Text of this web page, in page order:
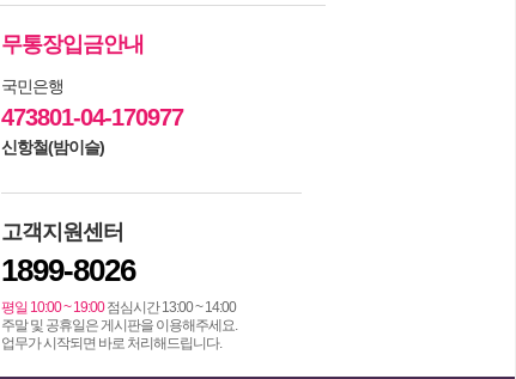
무통장입금안내
국민은행
473801-04-170977
신항철(밤이슬)
고객지원센터
1899-8026
평일 10:00 ~ 19:00점심시간 13:00 ~ 14:00
주말 및 공휴일은 게시판을 이용해주세요.
업무가 시작되면 바로 처리해드립니다.